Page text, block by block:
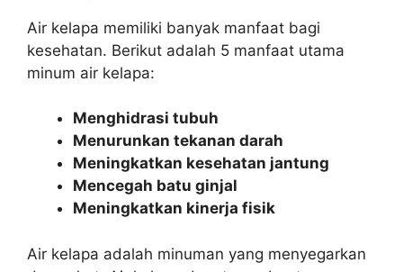
Air kelapa memiliki banyak manfaat bagi
kesehatan. Berikut adalah 5 manfaat utama
minum air kelapa:
Menghidrasi tubuh
Menurunkan tekanan darah
Meningkatkan kesehatan jantung
Mencegah batu ginjal
Meningkatkan kinerja fisik
Air kelapa adalah minuman yang menyegarkan